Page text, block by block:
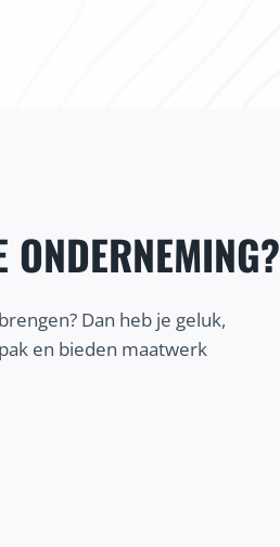
Dan heb je geluk,
en bieden maatwerk